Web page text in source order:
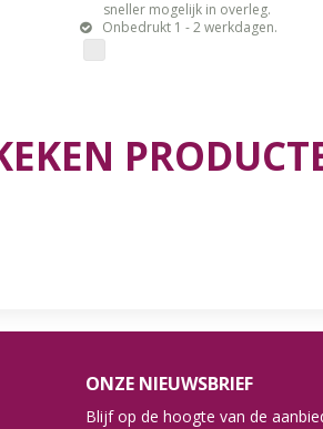
sneller mogelijk in overleg.
Onbedrukt 1 - 2 werkdagen.
ONZE NIEUWSBRIEF
Blijf op de hoogte van de